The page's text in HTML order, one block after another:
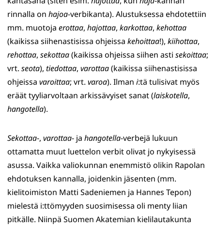
rinnalla on hajoa-verbikanta). Alustuksessa ehdotettiin
mm. muotoja erottaa, hajottaa, karkottaa, kehottaa
(kaikissa siihenastisissa ohjeissa kehoittaa!), kiihottaa,
rehottaa, sekottaa(kaikissa ohjeissa siihen asti sekoittaa;
vrt. seota), tiedottaa, varottaa(kaikissa siihenastisissa
ohjeissa varoittaa; vrt. varoa). Ilman i:tä tulisivat myös
eräät tyyliarvoltaan arkissävyiset sanat (laiskotella,
hangotella).
Sekottaa-, varottaa- ja hangotella-verbejä lukuun
ottamatta muut luettelon verbit olivat jo nykyisessä
asussa. Vaikka valiokunnan enemmistö olikin Rapolan
ehdotuksen kannalla, joidenkin jäsenten (mm.
kielitoimiston Matti Sadeniemen ja Hannes Tepon)
mielestä i:ttömyyden suosimisessa oli menty liian
pitkälle. Niinpä Suomen Akatemian kielilautakunta